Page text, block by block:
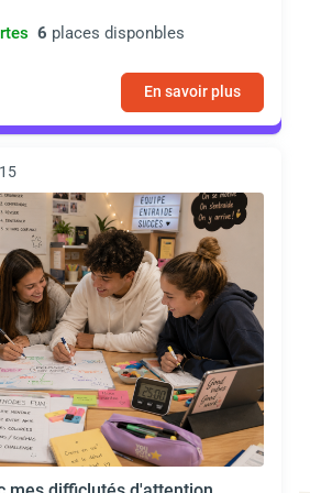
6 places disponbles
En savoir plus